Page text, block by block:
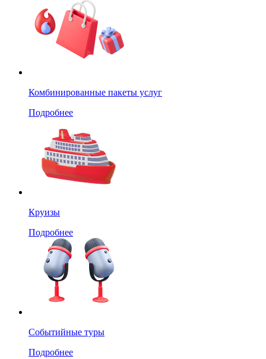
Комбинированные пакеты услуг
Подробнее
Круизы
Подробнее
Событийные туры
Подробнее